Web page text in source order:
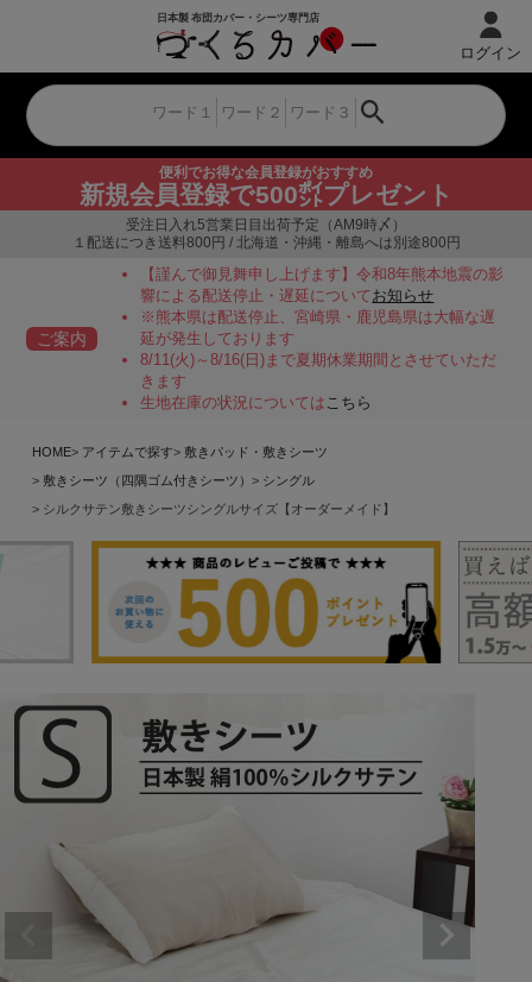
便利でお得な会員登録がおすすめ
新規会員登録で500㌽プレゼント
ログイン
受注日入れ5営業日目出荷予定（AM9時〆）
１配送につき送料800円 / 北海道・沖縄・離島へは別途800円
ご案内
【謹んで御見舞申し上げます】令和8年熊本地震の影
響による配送停止・遅延についてお知らせ
※熊本県は配送停止、宮崎県・鹿児島県は大幅な遅
延が発生しております
8/11(火)～8/16(日)まで夏期休業期間とさせていただ
きます
生地在庫の状況についてはこちら
HOME アイテムで探す
敷きパッド・敷きシーツ
敷きシーツ（四隅ゴム付きシーツ）
シングル
シルクサテン敷きシーツシングルサイズ【オーダーメイド】